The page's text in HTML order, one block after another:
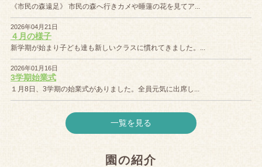
《市民の森遠足》 市民の森へ行きカメや睡蓮の花を見てア...
2026年04月21日
４月の様子
新学期が始まり子ども達も新しいクラスに慣れてきました。...
2026年01月16日
3学期始業式
１月8日、3学期の始業式がありました。全員元気に出席し...
一覧を見る
園の紹介